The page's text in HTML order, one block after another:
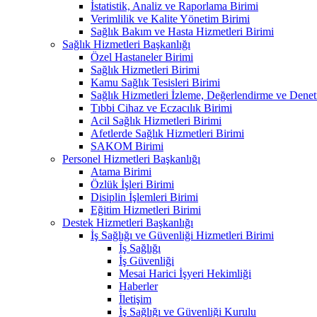
İstatistik, Analiz ve Raporlama Birimi
Verimlilik ve Kalite Yönetim Birimi
Sağlık Bakım ve Hasta Hizmetleri Birimi
Sağlık Hizmetleri Başkanlığı
Özel Hastaneler Birimi
Sağlık Hizmetleri Birimi
Kamu Sağlık Tesisleri Birimi
Sağlık Hizmetleri İzleme, Değerlendirme ve
Tıbbi Cihaz ve Eczacılık Birimi
Acil Sağlık Hizmetleri Birimi
Afetlerde Sağlık Hizmetleri Birimi
SAKOM Birimi
Personel Hizmetleri Başkanlığı
Atama Birimi
Özlük İşleri Birimi
Disiplin İşlemleri Birimi
Eğitim Hizmetleri Birimi
Destek Hizmetleri Başkanlığı
İş Sağlığı ve Güvenliği Hizmetleri Birimi
İş Sağlığı
İş Güvenliği
Mesai Harici İşyeri Hekimliği
Haberler
İletişim
İş Sağlığı ve Güvenliği Kurulu